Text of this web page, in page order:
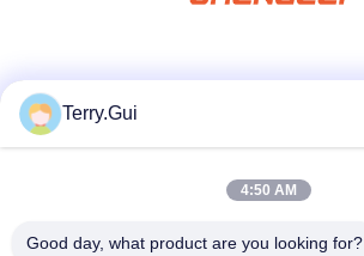
Kontak Cepat
tel
Terry.Gui
4:50 AM
Good day, what product are you looking for?